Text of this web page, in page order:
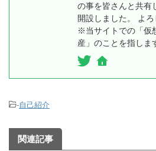
の事を皆さんと共有
開設しました。 よ
※当サイトでの「仮
産」のことを指しま
-自己紹介
関連記事